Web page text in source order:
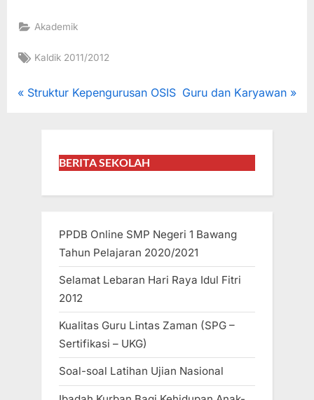
Akademik
Tags:
Kaldik 2011/2012
Navigasi
P
Struktur Kepengurusan OSIS N
P
t
:
Guru dan Karyawan
BERITA SEKOLAH
PPDB Online SMP Negeri 1 Bawang
Tahun Pelajaran 2020/2021
Selamat Lebaran Hari Raya Idul Fitri
2012
Kualitas Guru Lintas Zaman (SPG –
Sertifikasi – UKG)
Soal-soal Latihan Ujian Nasional